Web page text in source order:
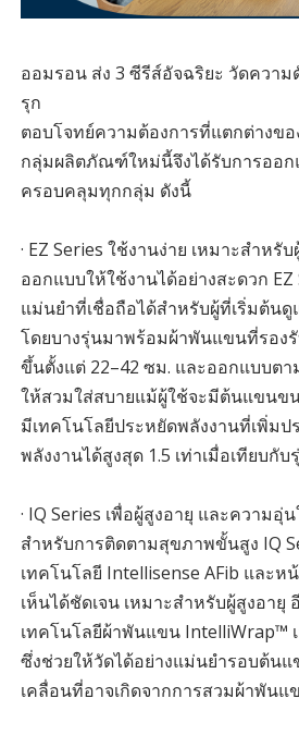
ออมรอน ส่ง 3 ซีรีส์อัจฉริยะ วัดความ
รุก
ตอบโจทย์ความต้องการที่แตกต่างข
กลุ่มผลิตภัณฑ์ใหม่นี้จึงได้รับการออก
ครอบคลุมทุกกลุ่ม ดังนี้
· EZ Series ใช้งานง่าย เหมาะสำหรั
ออกแบบให้ใช้งานได้อย่างสะดวก
แม่นยำที่เชื่อถือได้สำหรับผู้ที่เริ่มต้น
โดยบางรุ่นมาพร้อมผ้าพันแขนที่รอง
ขึ้นตั้งแต่ 22–42 ซม. และออกแบบตา
ให้สวมใส่สบายแม้ผู้ใช้จะมีต้นแขนข
มีเทคโนโลยีประหยัดพลังงานที่เพิ่ม
พลังงานได้สูงสุด 1.5 เท่าเมื่อเทียบกั
· IQ Series เพื่อผู้สูงอายุ และความ
สำหรับการติดตามสุขภาพขั้นสูง IQ
เทคโนโลยี Intellisense AFib และ
เห็นได้ชัดเจน เหมาะสำหรับผู้สูงอายุ
เทคโนโลยีผ้าพันแขน IntelliWrap™
ซึ่งช่วยให้วัดได้อย่างแม่นยำรอบต้น
เคลื่อนที่อาจเกิดจากการสวมผ้าพัน